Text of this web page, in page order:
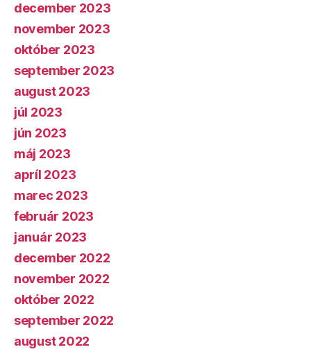
december 2023
november 2023
október 2023
september 2023
august 2023
júl 2023
jún 2023
máj 2023
apríl 2023
marec 2023
február 2023
január 2023
december 2022
november 2022
október 2022
september 2022
august 2022